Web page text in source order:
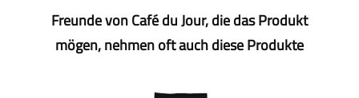
Freunde von Café du Jour, die das Produkt
mögen, nehmen oft auch diese Produkte